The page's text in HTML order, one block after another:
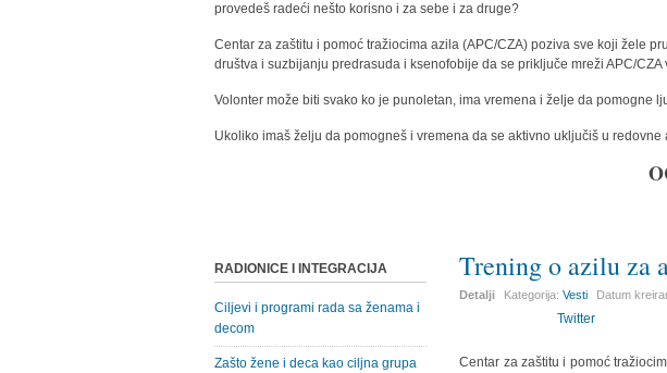
provedeš radeći nešto korisno i za sebe i za druge?
Centar za zaštitu i pomoć tražiocima azila (APC/CZA) poziva sve koji žele
društva i suzbijanju predrasuda i ksenofobije da se priključe mreži APC/CZA
Volonter može biti svako ko je punoletan, ima vremena i želje da
Ukoliko imaš želju da pomogneš i vremena da se aktivno uključiš u
Trening o azilu za
Detalji Kategorija:Vesti Datum
Twitter
Centar za zaštitu i pomoć
RADIONICE I INTEGRACIJA
Ciljevi i programi rada sa ženama i
decom
Zašto žene i deca kao ciljna grupa